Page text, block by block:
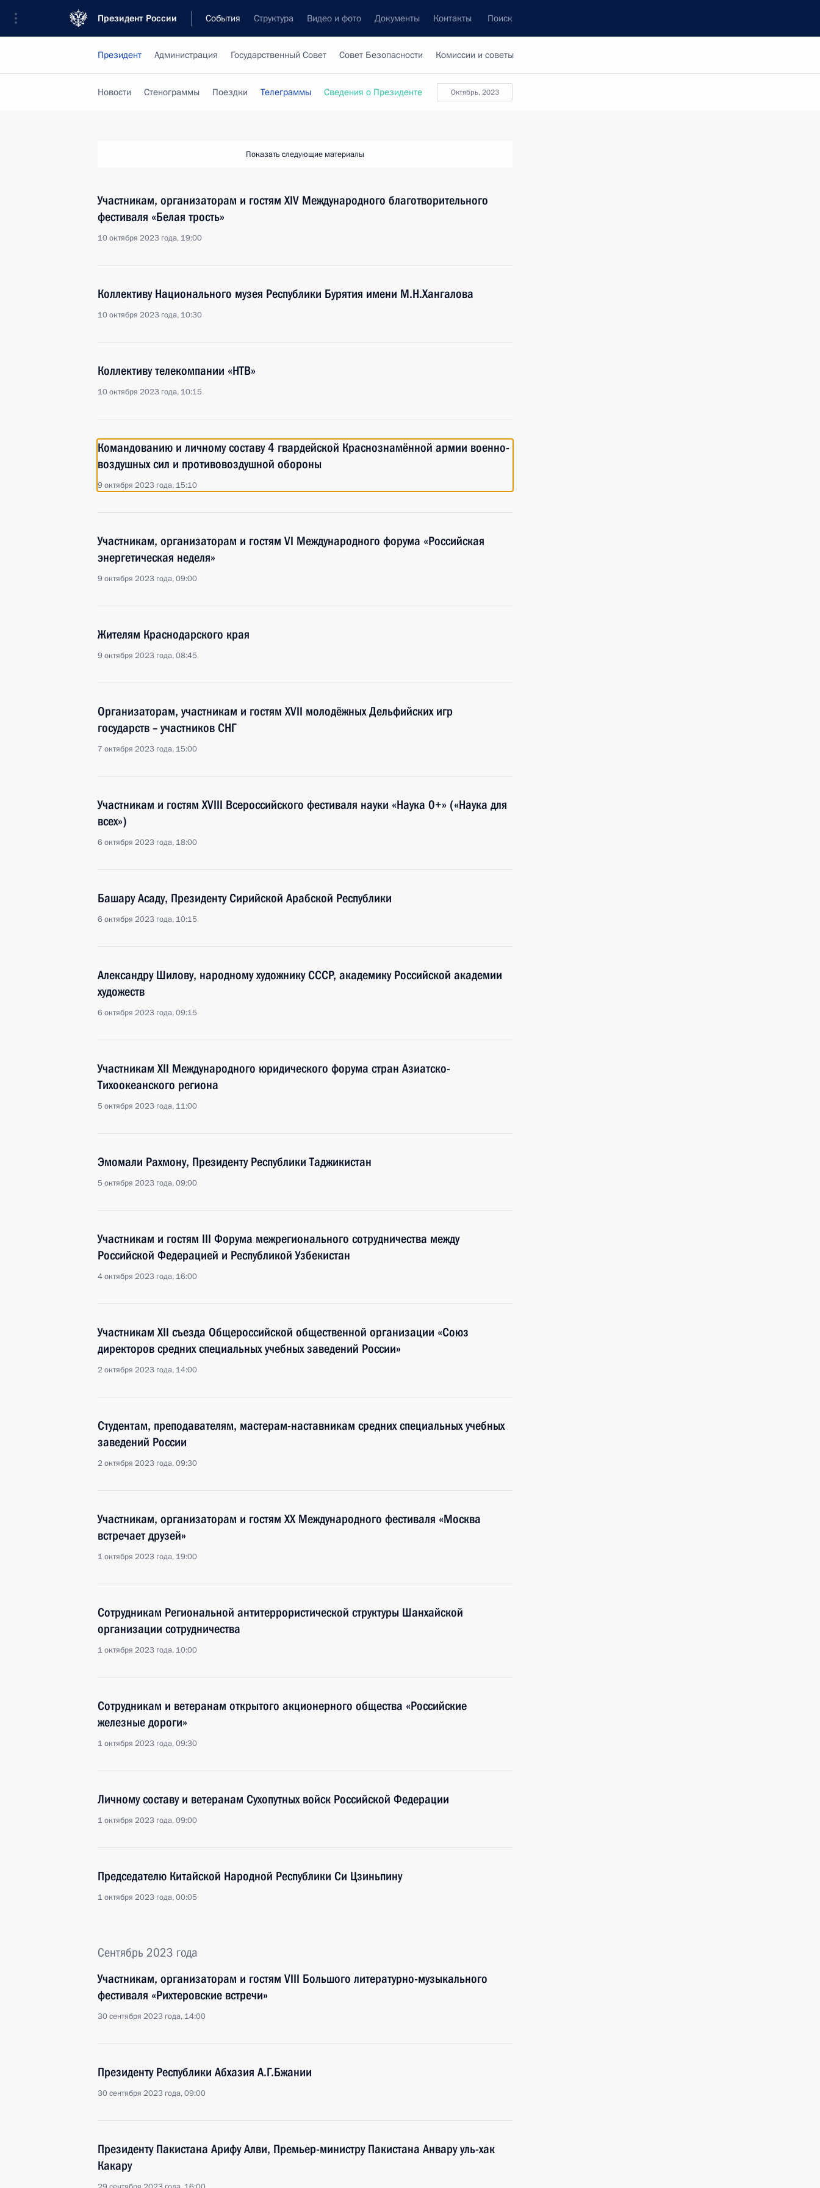
Президент России События Структура Видео и фото Документы Контакты Поиск
Президент Администрация Государственный Совет Совет Безопасности Комиссии и советы
Октябрь, 2023
Новости Стенограммы Поездки Телеграммы Сведения о Президенте
Показать следующие материалы
Участникам, организаторам и гостям XIV Международного благотворительного
фестиваля «Белая трость»
10 октября 2023 года, 19:00
Коллективу Национального музея Республики Бурятия имени М.Н.Хангалова
10 октября 2023 года, 10:30
Коллективу телекомпании «НТВ»
10 октября 2023 года, 10:15
Командованию и личному составу 4 гвардейской Краснознамённой армии военно-
воздушных сил и противовоздушной обороны
9 октября 2023 года, 15:10
Участникам, организаторам и гостям VI Международного форума «Российская
энергетическая неделя»
9 октября 2023 года, 09:00
Жителям Краснодарского края
9 октября 2023 года, 08:45
Организаторам, участникам и гостям XVII молодёжных Дельфийских игр
государств – участников СНГ
7 октября 2023 года, 15:00
Участникам и гостям XVIII Всероссийского фестиваля науки «Наука 0+» («Наука для
всех»)
6 октября 2023 года, 18:00
Башару Асаду, Президенту Сирийской Арабской Республики
6 октября 2023 года, 10:15
Александру Шилову, народному художнику СССР, академику Российской академии
художеств
6 октября 2023 года, 09:15
Участникам XII Международного юридического форума стран Азиатско-
Тихоокеанского региона
5 октября 2023 года, 11:00
Эмомали Рахмону, Президенту Республики Таджикистан
5 октября 2023 года, 09:00
Участникам и гостям III Форума межрегионального сотрудничества между
Российской Федерацией и Республикой Узбекистан
4 октября 2023 года, 16:00
Участникам XII съезда Общероссийской общественной организации «Союз
директоров средних специальных учебных заведений России»
2 октября 2023 года, 14:00
Студентам, преподавателям, мастерам-наставникам средних специальных учебных
заведений России
2 октября 2023 года, 09:30
Участникам, организаторам и гостям XX Международного фестиваля «Москва
встречает друзей»
1 октября 2023 года, 19:00
Сотрудникам Региональной антитеррористической структуры Шанхайской
организации сотрудничества
1 октября 2023 года, 10:00
Сотрудникам и ветеранам открытого акционерного общества «Российские
железные дороги»
1 октября 2023 года, 09:30
Личному составу и ветеранам Сухопутных войск Российской Федерации
1 октября 2023 года, 09:00
Председателю Китайской Народной Республики Си Цзиньпину
1 октября 2023 года, 00:05
Сентябрь 2023 года
Участникам, организаторам и гостям VIII Большого литературно-музыкального
фестиваля «Рихтеровские встречи»
30 сентября 2023 года, 14:00
Президенту Республики Абхазия А.Г.Бжании
30 сентября 2023 года, 09:00
Президенту Пакистана Арифу Алви, Премьер-министру Пакистана Анвару уль-хак
Какару